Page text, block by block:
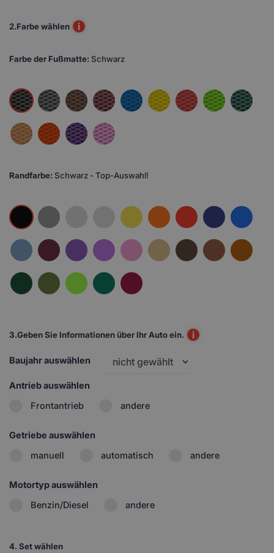
2.Farbe wählen i
Farbe der Fußmatte: Schwarz
Randfarbe: Schwarz - Top-Auswahl!
3.Geben Sie Informationen über Ihr Auto ein. i
Baujahr auswählen
Antrieb auswählen
Frontantrieb
andere
Getriebe auswählen
manuell
automatisch andere
Motortyp auswählen
Benzin/Diesel
andere
4. Set wählen